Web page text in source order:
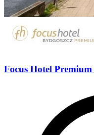
Focus Hotel Premium